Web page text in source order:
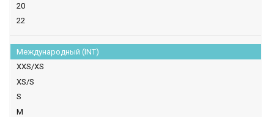
20
22
Международный (INT)
XXS/XS
XS/S
S
M